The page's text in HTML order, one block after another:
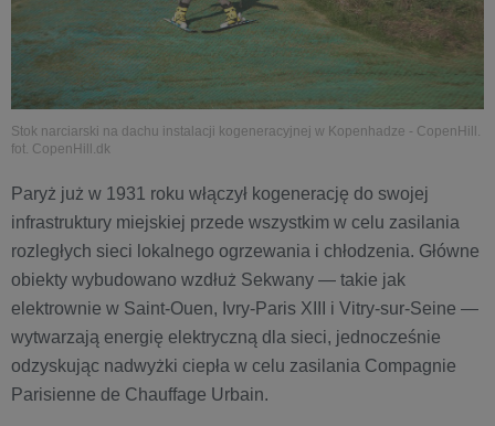
Stok narciarski na dachu instalacji kogeneracyjnej w Kopenhadze - CopenHill.
fot. CopenHill.dk
Paryż już w 1931 roku włączył kogenerację do swojej
infrastruktury miejskiej przede wszystkim w celu zasilania
rozległych sieci lokalnego ogrzewania i chłodzenia. Główne
obiekty wybudowano wzdłuż Sekwany — takie jak
elektrownie w Saint-Ouen, Ivry-Paris XIII i Vitry-sur-Seine —
wytwarzają energię elektryczną dla sieci, jednocześnie
odzyskując nadwyżki ciepła w celu zasilania Compagnie
Parisienne de Chauffage Urbain.